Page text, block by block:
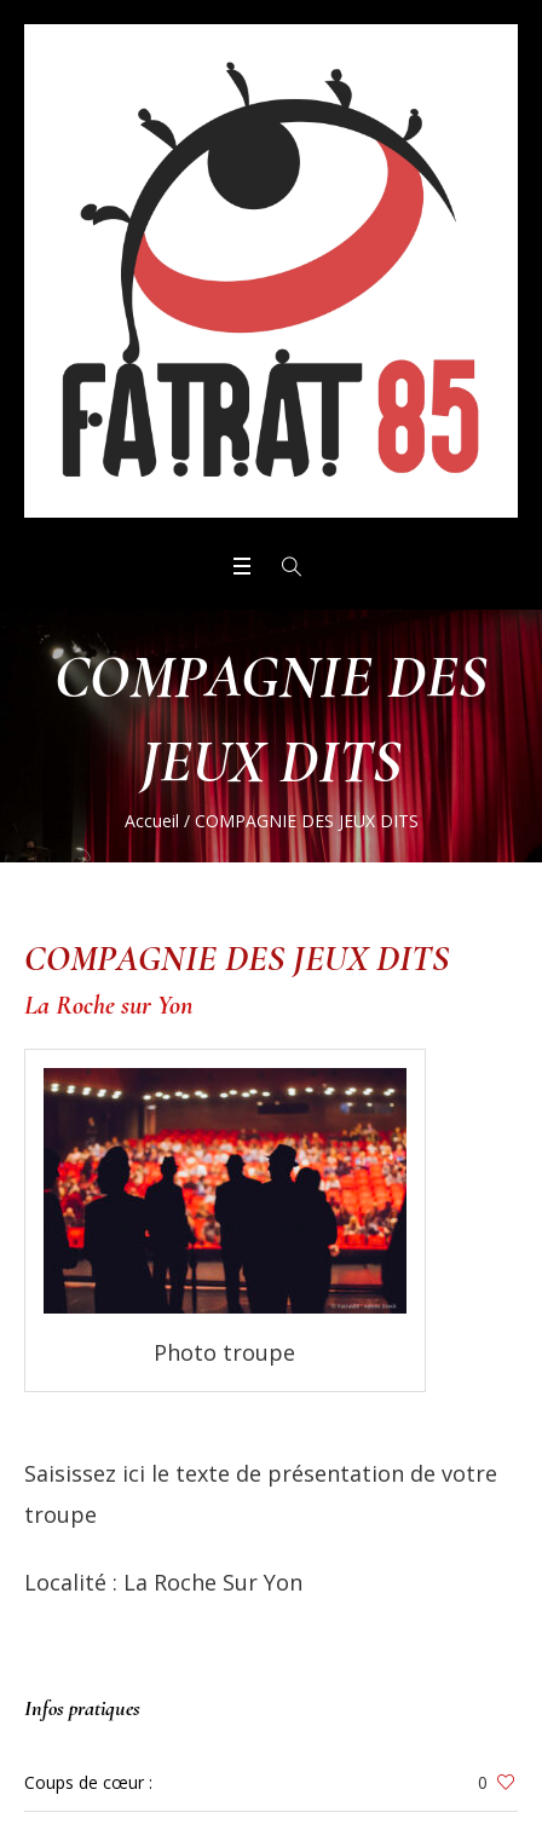
COMPAGNIE DES
JEUX DITS
Accueil / COMPAGNIE DES JEUX DITS
COMPAGNIE DES JEUX DITS
La Roche sur Yon
Photo troupe
Saisissez ici le texte de présentation de votre
troupe
Localité : La Roche Sur Yon
Infos pratiques
Coups de cœur : 0